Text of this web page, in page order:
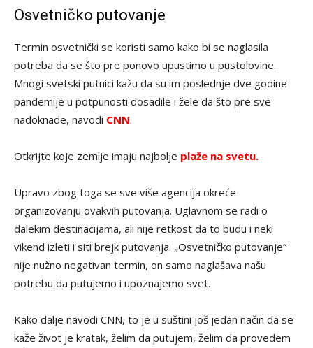
Osvetničko putovanje
Termin osvetnički se koristi samo kako bi se naglasila
potreba da se što pre ponovo upustimo u pustolovine.
Mnogi svetski putnici kažu da su im poslednje dve godine
pandemije u potpunosti dosadile i žele da što pre sve
nadoknade, navodi CNN.
Otkrijte koje zemlje imaju najbolje plaže na svetu.
Upravo zbog toga se sve više agencija okreće
organizovanju ovakvih putovanja. Uglavnom se radi o
dalekim destinacijama, ali nije retkost da to budu i neki
vikend izleti i siti brejk putovanja. „Osvetničko putovanje“
nije nužno negativan termin, on samo naglašava našu
potrebu da putujemo i upoznajemo svet.
Kako dalje navodi CNN, to je u suštini još jedan način da se
kaže život je kratak, želim da putujem, želim da provedem